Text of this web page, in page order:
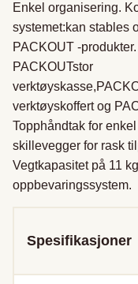
Enkel organisering.
systemet:kan stables
PACKOUT -
PACKOUTstor
verktøyskoffert og
Topphåndtak for
skillevegger for rask
Vegtkapasitet på 11
oppbevaringssystem.
Spesifikasjoner